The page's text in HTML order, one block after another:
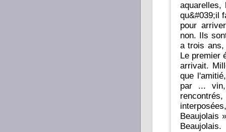
aquarelles,
qu&#039;il
pour
non. Ils
a trois ans,
Le premier
arrivait.
que
par ...
Beaujolais » et
Beaujolais.